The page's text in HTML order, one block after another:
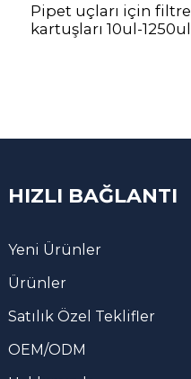
Pipet uçları için filtre
kartuşları 10ul-1250ul
HIZLI BAĞLANTI
Yeni Ürünler
Ürünler
Satılık Özel Teklifler
OEM/ODM